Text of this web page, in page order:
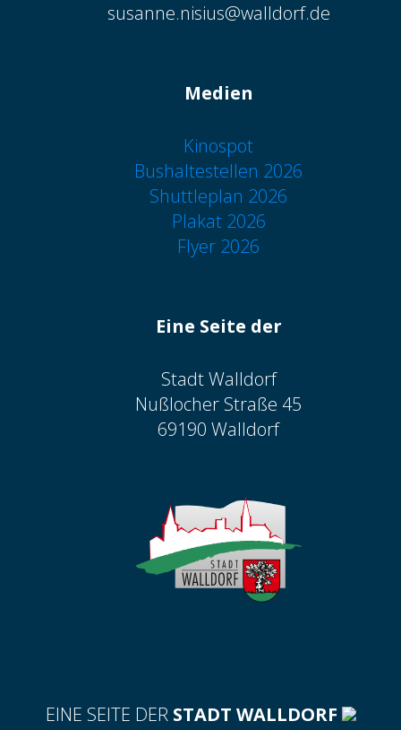
susanne.nisius@walldorf.de
Medien
Kinospot
Bushaltestellen 2026
Shuttleplan 2026
Plakat 2026
Flyer 2026
Eine Seite der
Stadt Walldorf
Nußlocher Straße 45
69190 Walldorf
EINE SEITE DER STADT WALLDORF